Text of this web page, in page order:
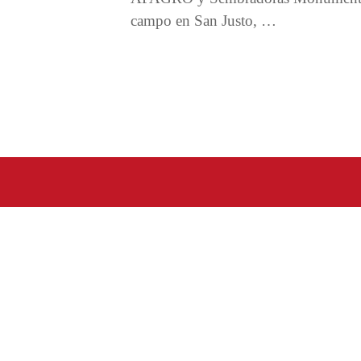
campo en San Justo, …